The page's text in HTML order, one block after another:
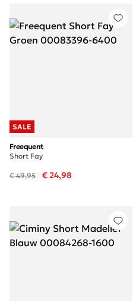
SALE
Freequent
Short Fay
€ 49,95 € 24,98